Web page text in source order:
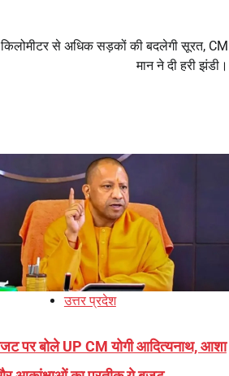
से अधिक सड़कों की बदलेगी सूरत, CM
मान ने दी हरी झंडी।
उत्तर प्रदेश
पर बोले UP CM योगी आदित्यनाथ, आशा